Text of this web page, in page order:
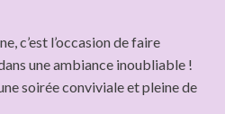
c’est l’occasion de faire
une ambiance inoubliable !
soirée conviviale et pleine de